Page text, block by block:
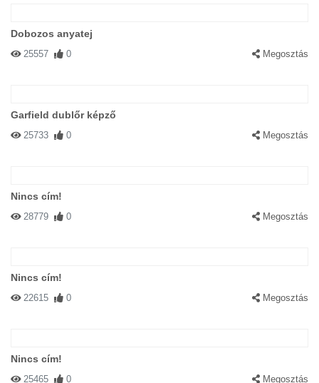
Dobozos anyatej
25557 0 Megosztás
Garfield dublőr képző
25733 0 Megosztás
Nincs cím!
28779 0 Megosztás
Nincs cím!
22615 0 Megosztás
Nincs cím!
25465 0 Megosztás